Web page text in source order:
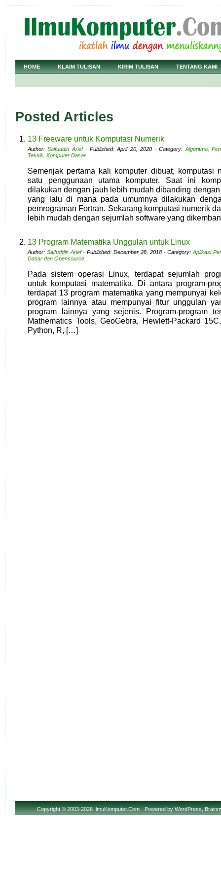
HOME KLAIM TULISAN KIRIM TULISAN TENTANG KAMI
Posted Articles
13 Freeware untuk Komputasi Numerik
Author:Saifuddin Arief· Published: April 20, 2020 · Category: Algoritma,
Teknik Komputer Dasar
Semenjak pertama kali komputer dibuat, komputasi
satu penggunaan utama komputer. Saat ini
dilakukan dengan jauh lebih mudah dibanding
yang lalu di mana pada umumnya dilakukan
pemrograman Fortran. Sekarang komputasi numerik
lebih mudah dengan sejumlah software yang
13 Program Matematika Unggulan untuk Linux
Author: Saifuddin Arief· Published: December 28, 2018 · Category:Aplikasi
Dasar dan Opensource
Pada sistem operasi Linux, terdapat sejumlah
untuk komputasi matematika. Di antara program-
terdapat 13 program matematika yang mempunyai
program lainnya atau mempunyai fitur unggulan
program lainnya yang sejenis. Program-program
Mathematics Tools, GeoGebra, Hewlett-Packard
Python, R, […]
Copyright© 2003-2026 IlmuKomputer.Com · Powered byWordPress,